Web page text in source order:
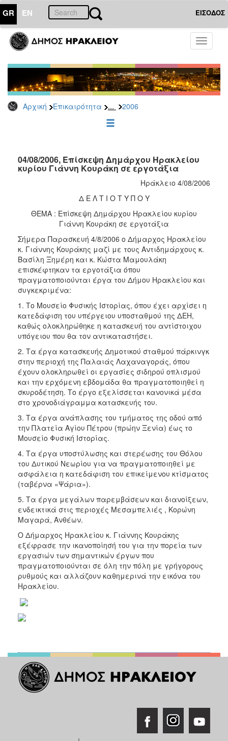
GR EN ΕΙΣΟΔΟΣ
Toggle
Αρχική Επικαιρότητα ... 2006
ΕΠΙΚΑΙΡΟΤΗΤΑ
Τύπου
Αρχείο
2026
2025
2022
2021
2018
2017
2016
2015
2013
2012
2011
2010
2006
ΔΗΜΟΤΗΣ
ΕΠΙΣΚΕΠΤΗΣ
ΗΡΑΚΛΕΙΟ
04/08/2006, Επίσκεψη Δημάρχου Ηρακλείου
κυρίου Γιάννη Κουράκη σε εργοτάξια
Ηράκλειο 4/08/2006
Δ Ε Λ Τ Ι Ο Τ Υ Π Ο Υ
ΘΕΜΑ : Επίσκεψη Δημάρχου Ηρακλείου κυρίου
Γιάννη Κουράκη σε εργοτάξια
Σήμερα Παρασκευή 4/8/2006 ο Δήμαρχος Ηρακλείου
κ. Γιάννης Κουράκης μαζί με τους Αντιδημάρχους κ.
Βασίλη Ξημέρη και κ. Κώστα Μαμουλάκη
επισκέφτηκαν τα εργοτάξια όπου
πραγματοποιούνται έργα του Δήμου Ηρακλείου και
συγκεκριμένα:
1. Το Μουσείο Φυσικής Ιστορίας, όπου έχει αρχίσει η
κατεδάφιση του υπέργειου υποσταθμού της ΔΕΗ,
καθώς ολοκληρώθηκε η κατασκευή του αντίστοιχου
υπόγειου που θα τον αντικαταστήσει.
2. Τα έργα κατασκευής Δημοτικού σταθμού πάρκινγκ
στην περιοχή της Παλαιάς Λαχαναγοράς, όπου
έχουν ολοκληρωθεί οι εργασίες σιδηρού οπλισμού
και την ερχόμενη εβδομάδα θα πραγματοποιηθεί η
σκυροδέτηση. Το έργο εξελίσσεται κανονικά μέσα
στο χρονοδιάγραμμα κατασκευής του.
3. Τα έργα ανάπλασης του τμήματος της οδού από
την Πλατεία Αγίου Πέτρου (πρώην Ξενία) έως το
Μουσείο Φυσική Ιστορίας.
4. Τα έργα υποστύλωσης και στερέωσης του Θόλου
του Δυτικού Νεωρίου για να πραγματοποιηθεί με
ασφάλεια η κατεδάφιση του επικείμενου κτίσματος
(ταβέρνα «Ψάρια»).
5. Τα έργα μεγάλων παρεμβάσεων και διανοίξεων,
ενδεικτικά στις περιοχές Μεσαμπελιές , Κορώνη
Μαγαρά, Ανθέων.
Ο Δήμαρχος Ηρακλείου κ. Γιάννης Κουράκης
εξέφρασε την ικανοποίησή του για την πορεία των
εργασιών των σημαντικών έργων που
πραγματοποιούνται σε όλη την πόλη με γρήγορους
ρυθμούς και αλλάζουν καθημερινά την εικόνα του
Ηρακλείου.